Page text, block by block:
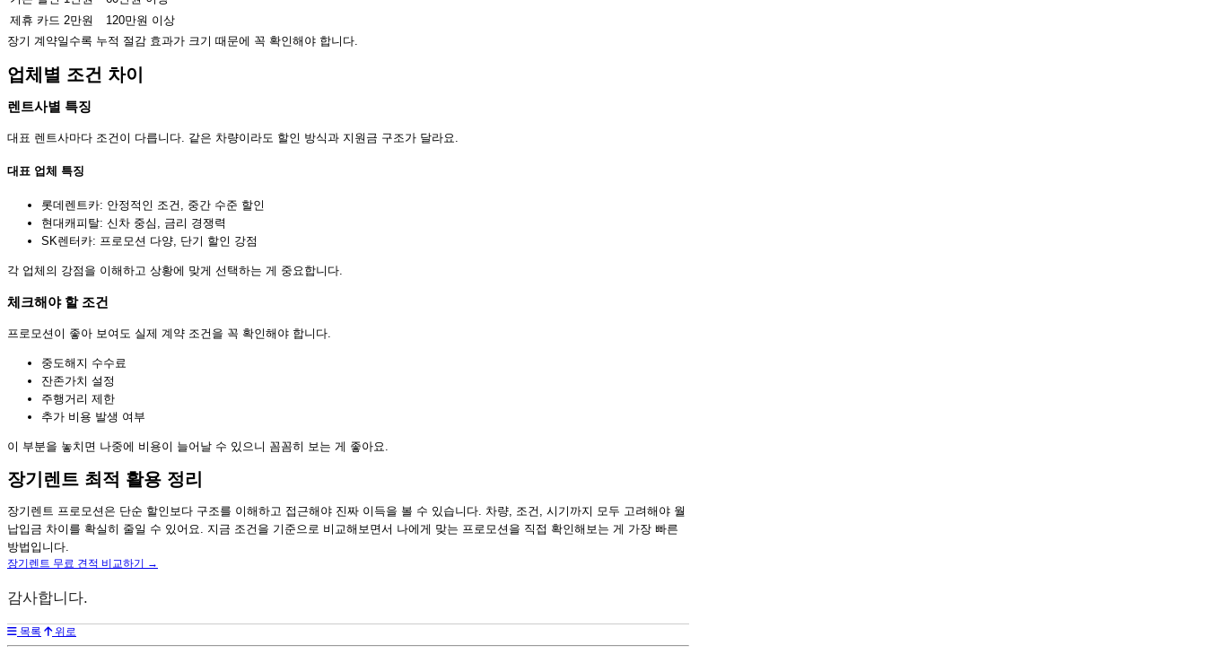
제휴 카드 2만원
120만원 이상
장기 계약일수록 누적 절감 효과가 크기 때문에 꼭 확인해야 합니다.
업체별 조건 차이
렌트사별 특징
대표 렌트사마다 조건이 다릅니다. 같은 차량이라도 할인 방식과 지원금 구조가 달라요.
대표 업체 특징
롯데렌트카: 안정적인 조건, 중간 수준 할인
현대캐피탈: 신차 중심, 금리 경쟁력
SK렌터카: 프로모션 다양, 단기 할인 강점
각 업체의 강점을 이해하고 상황에 맞게 선택하는 게 중요합니다.
체크해야 할 조건
프로모션이 좋아 보여도 실제 계약 조건을 꼭 확인해야 합니다.
중도해지 수수료
잔존가치 설정
주행거리 제한
추가 비용 발생 여부
이 부분을 놓치면 나중에 비용이 늘어날 수 있으니 꼼꼼히 보는 게 좋아요.
장기렌트 최적 활용 정리
장기렌트 프로모션은 단순 할인보다 구조를 이해하고 접근해야 진짜 이득을 볼 수 있습니다. 차량, 조건, 시기까지 모두 고려해야 월
납입금 차이를 확실히 줄일 수 있어요. 지금 조건을 기준으로 비교해보면서 나에게 맞는 프로모션을 직접 확인해보는 게 가장 빠른
방법입니다.
장기렌트 무료 견적 비교하기 →
감사합니다.
목록 위로